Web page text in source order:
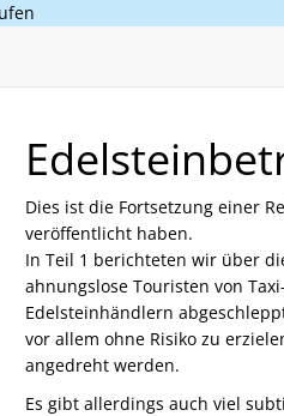
Dies ist die Fortsetzung einer
veröffentlicht haben.
In Teil 1 berichteten wir über
ahnungslose Touristen von
Edelsteinhändlern
vor allem ohne Risiko zu
angedreht werden.
Es gibt allerdings auch viel